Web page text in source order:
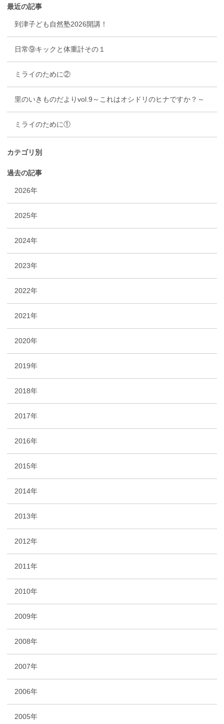
最近の記事
到津子ども自然塾2026開講！
日常⑨キックと体重計その１
ミライのために②
里のいきものだよりvol.9～これはオシドリのヒナですか？～
ミライのために①
カテゴリ別
過去の記事
2026年
2025年
2024年
2023年
2022年
2021年
2020年
2019年
2018年
2017年
2016年
2015年
2014年
2013年
2012年
2011年
2010年
2009年
2008年
2007年
2006年
2005年